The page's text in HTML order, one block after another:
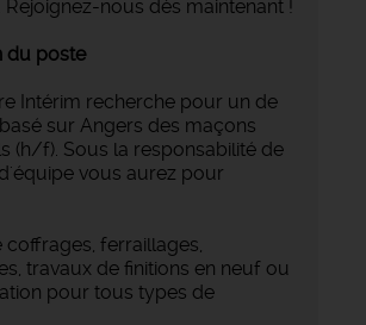
Rejoignez-nous dès maintenant !
du poste
Intérim recherche pour un de
sur Angers des maçons
(h/f). Sous la responsabilité de
vous aurez pour
coffrages, ferraillages,
travaux de finitions en neuf ou
pour tous types de